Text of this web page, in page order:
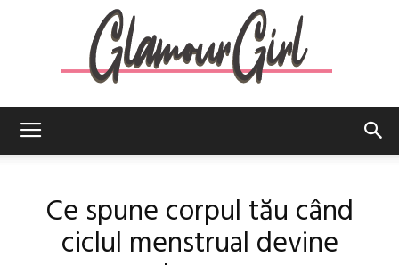
Girl
Ce spune corpul tău când
ciclul menstrual devine